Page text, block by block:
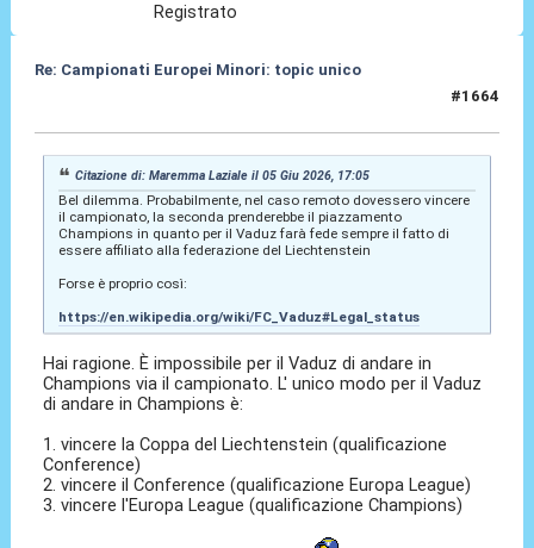
Registrato
Re: Campionati Europei Minori: topic unico
#1664
Citazione di: Maremma Laziale il 05 Giu 2026, 17:05
Bel dilemma. Probabilmente, nel caso remoto dovessero vincere
il campionato, la seconda prenderebbe il piazzamento
Champions in quanto per il Vaduz farà fede sempre il fatto di
essere affiliato alla federazione del Liechtenstein
Forse è proprio così:
https://en.wikipedia.org/wiki/FC_Vaduz#Legal_status
Hai ragione. È impossibile per il Vaduz di andare in
Champions via il campionato. L' unico modo per il Vaduz
di andare in Champions è:
1. vincere la Coppa del Liechtenstein (qualificazione
Conference)
2. vincere il Conference (qualificazione Europa League)
3. vincere l'Europa League (qualificazione Champions)